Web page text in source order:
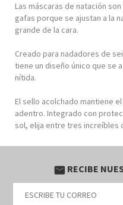
Las máscaras de natación
gafas porque se ajustan a la
grande de la cara.
Creado para nadadores de
tiene un diseño único que se
nítida.
El sello acolchado mantiene
adentro. Integrado con
sol, elija entre tres increíbles
email RECIBE